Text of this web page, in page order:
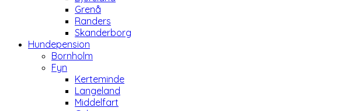
Grenå
Randers
Skanderborg
Hundepension
Bornholm
Fyn
Kerteminde
Langeland
Middelfart